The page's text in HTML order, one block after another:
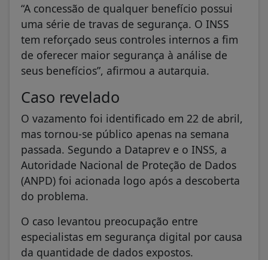
“A concessão de qualquer benefício possui
uma série de travas de segurança. O INSS
tem reforçado seus controles internos a fim
de oferecer maior segurança à análise de
seus benefícios”, afirmou a autarquia.
Caso revelado
O vazamento foi identificado em 22 de abril,
mas tornou-se público apenas na semana
passada. Segundo a Dataprev e o INSS, a
Autoridade Nacional de Proteção de Dados
(ANPD) foi acionada logo após a descoberta
do problema.
O caso levantou preocupação entre
especialistas em segurança digital por causa
da quantidade de dados expostos.